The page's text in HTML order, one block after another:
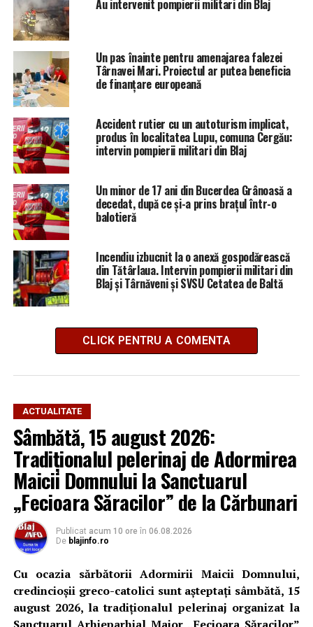
Au intervenit pompierii militari din Blaj
Un pas înainte pentru amenajarea falezei
Târnavei Mari. Proiectul ar putea beneficia
de finanțare europeană
Accident rutier cu un autoturism implicat,
produs în localitatea Lupu, comuna Cergău:
intervin pompierii militari din Blaj
Un minor de 17 ani din Bucerdea Grânoasă a
decedat, după ce și-a prins brațul într-o
balotieră
Incendiu izbucnit la o anexă gospodărească
din Tătârlaua. Intervin pompierii militari din
Blaj și Târnăveni și SVSU Cetatea de Baltă
CLICK PENTRU A COMENTA
ACTUALITATE
Sâmbătă, 15 august 2026:
Tradiționalul pelerinaj de Adormirea
Maicii Domnului la Sanctuarul
„Fecioara Săracilor” de la Cărbunari
Publicat acum 10 ore în 06.08.2026
De blajinfo.ro
Cu ocazia sărbătorii Adormirii Maicii Domnului,
credincioșii greco-catolici sunt așteptați sâmbătă, 15
august 2026, la tradiționalul pelerinaj organizat la